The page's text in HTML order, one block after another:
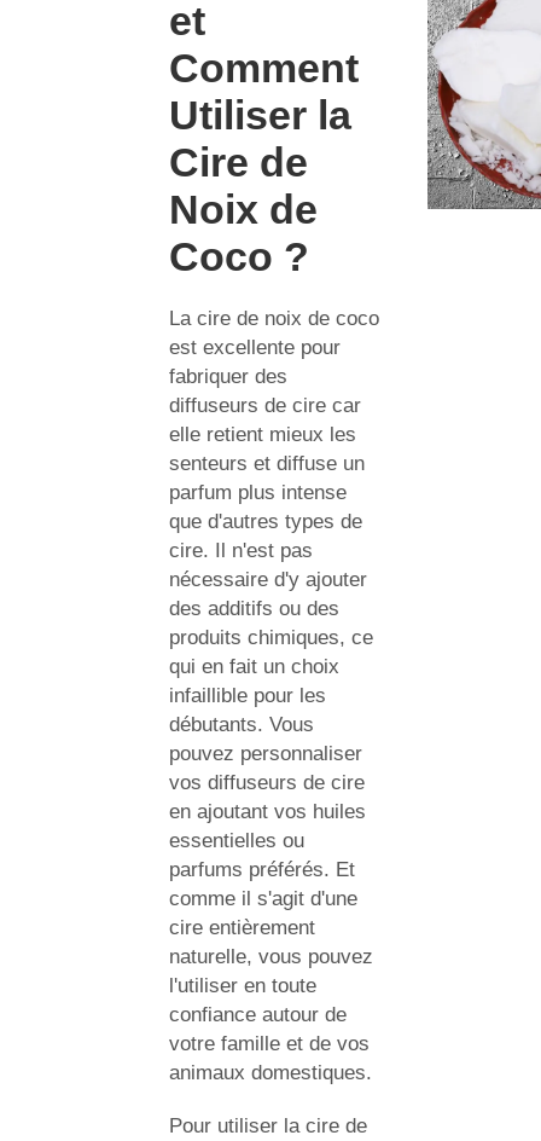
et
Comment
Utiliser la
Cire de
Noix de
Coco ?
La cire de noix de coco
est excellente pour
fabriquer des
diffuseurs de cire car
elle retient mieux les
senteurs et diffuse un
parfum plus intense
que d'autres types de
cire. Il n'est pas
nécessaire d'y ajouter
des additifs ou des
produits chimiques, ce
qui en fait un choix
infaillible pour les
débutants. Vous
pouvez personnaliser
vos diffuseurs de cire
en ajoutant vos huiles
essentielles ou
parfums préférés. Et
comme il s'agit d'une
cire entièrement
naturelle, vous pouvez
l'utiliser en toute
confiance autour de
votre famille et de vos
animaux domestiques.
Pour utiliser la cire de